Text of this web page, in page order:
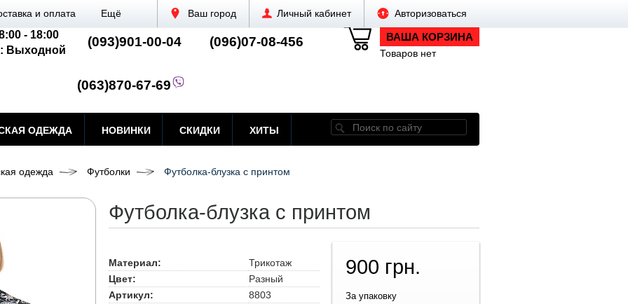
Ваш город Личный кабинет Авторизоваться
и оплата Ещё
ВАША КОРЗИНА
Товаров нет
- 18:00
Выходной
(093)901-00-04 (096)07-08-456
(063)870-67-69
ОДЕЖДА НОВИНКИ СКИДКИ ХИТЫ
одежда Футболки Футболка-блузка с принтом
Футболка-блузка с принтом
Материал:
Трикотаж
Цвет:
Разный
Артикул:
8803
900 грн.
За упаковку